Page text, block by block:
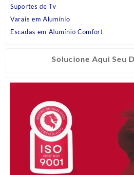
Suportes de Tv
Varais em Alumínio
Escadas em Alumínio Comfort
Solucione Aqui Seu